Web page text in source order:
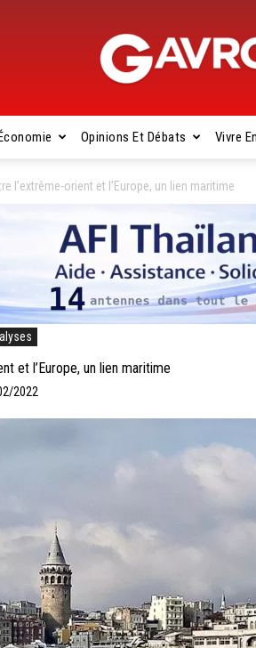
Opinions Et Débats Vivre
l’extrême-orient et l’Europe, un lien maritime
et l’Europe, un lien maritime
2022